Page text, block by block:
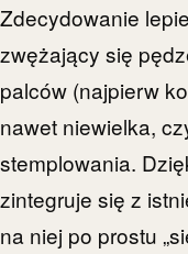
Zdecydowanie
zwężający się
palców (najpierw
nawet niewielka,
stemplowania.
zintegruje się z
na niej po prostu